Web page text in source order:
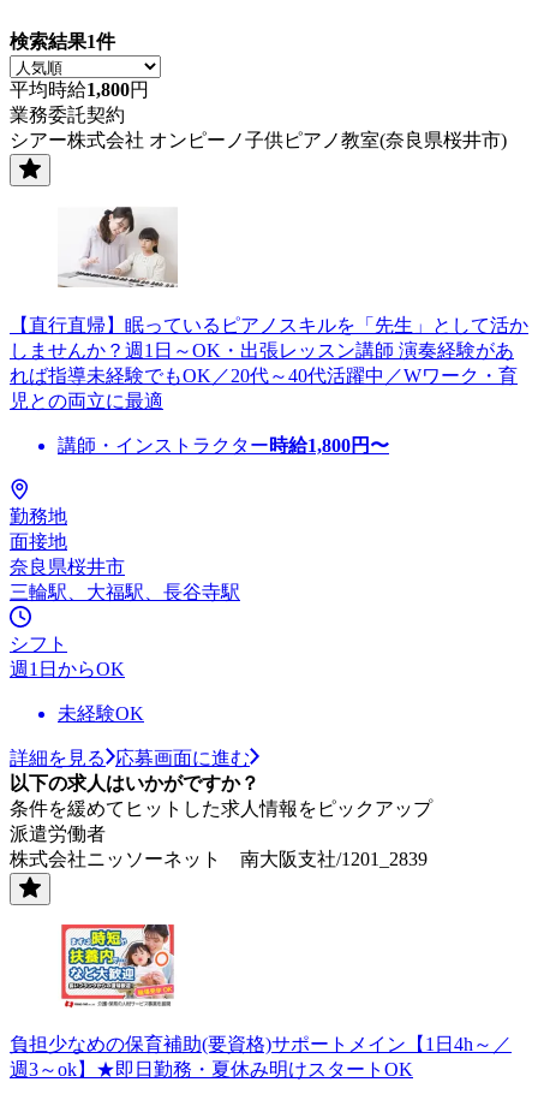
検索結果1件
平均時給1,800円
業務委託契約
シアー株式会社 オンピーノ子供ピアノ教室(奈良県桜井市)
【直行直帰】眠っているピアノスキルを「先生」として活か
しませんか？週1日～OK・出張レッスン講師 演奏経験があ
れば指導未経験でもOK／20代～40代活躍中／Wワーク・育
児との両立に最適
講師・インストラクター時給1,800円〜
勤務地
面接地
奈良県桜井市
三輪駅、大福駅、長谷寺駅
シフト
週1日からOK
未経験OK
詳細を見る
応募画面に進む
以下の求人はいかがですか？
条件を緩めてヒットした求人情報をピックアップ
派遣労働者
株式会社ニッソーネット 南大阪支社/1201_2839
負担少なめの保育補助(要資格)サポートメイン【1日4h～／
週3～ok】★即日勤務・夏休み明けスタートOK